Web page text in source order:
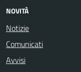
NOVITÀ
Notizie
Comunicati
Avvisi